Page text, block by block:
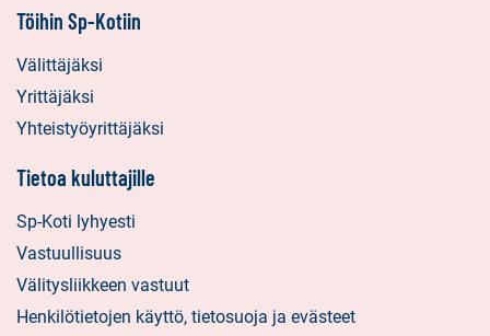
Töihin Sp-Kotiin
Välittäjäksi
Yrittäjäksi
Yhteistyöyrittäjäksi
Tietoa kuluttajille
Sp-Koti lyhyesti
Vastuullisuus
Välitysliikkeen vastuut
Henkilötietojen käyttö, tietosuoja ja evästeet